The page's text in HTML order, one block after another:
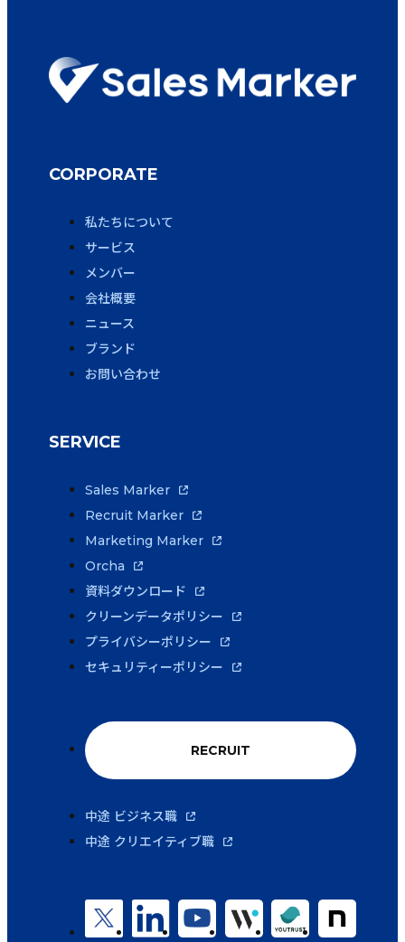
CORPORATE
私たちについて
サービス
メンバー
会社概要
ニュース
ブランド
お問い合わせ
SERVICE
Sales Marker
Recruit Marker
Marketing Marker
Orcha
資料ダウンロード
クリーンデータポリシー
プライバシーポリシー
セキュリティーポリシー
RECRUIT
中途 ビジネス職
中途 クリエイティブ職